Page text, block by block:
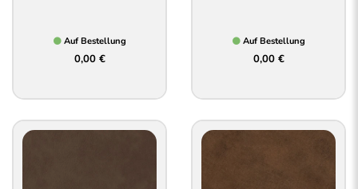
Auf Bestellung
0,00 €
Auf Bestellung
0,00 €